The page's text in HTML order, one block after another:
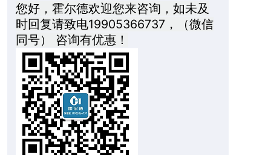
您好，霍尔德欢迎您来咨询，如未及
时回复请致电19905366737，（微信
同号） 咨询有优惠！